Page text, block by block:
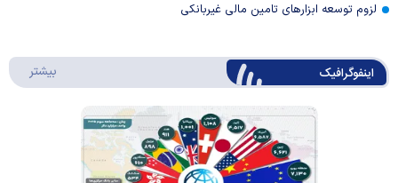
لزوم توسعه ابزارهای تامین مالی غیربانکی
اینفوگرافیک بیشتر